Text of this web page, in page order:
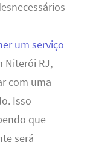
um serviço
Niterói RJ,
com uma
Isso
que
será